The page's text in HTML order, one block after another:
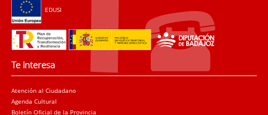
EDUSI
Te interesa
Atención al Ciudadano
Agenda Cultural
Boletín Oficial de la Provincia